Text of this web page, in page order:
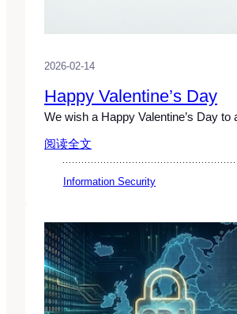
2026-02-14
Happy Valentine’s Day
We wish a Happy Valentine’s Day
阅读全文
Information Security